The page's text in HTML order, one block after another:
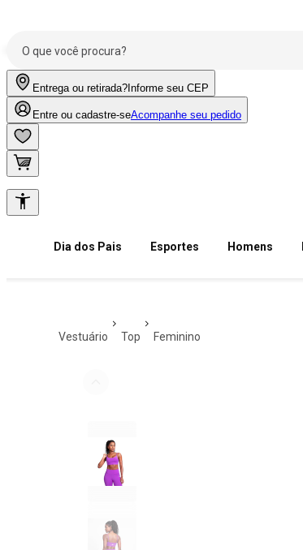
Entrega ou retirada? Informe seu CEP
Entre ou cadastre-seAcompanhe seu pedido
Dia dos Pais Esportes Homens
vestuário top feminino